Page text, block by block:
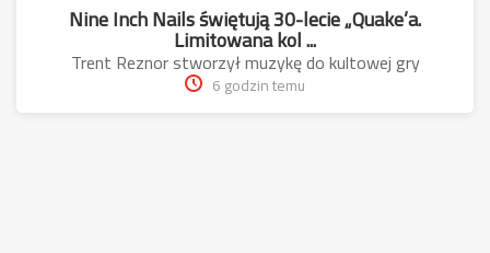
Nine Inch Nails świętują 30-lecie „Quake’a.
Limitowana kol ...
Trent Reznor stworzył muzykę do kultowej gry
6 godzin temu